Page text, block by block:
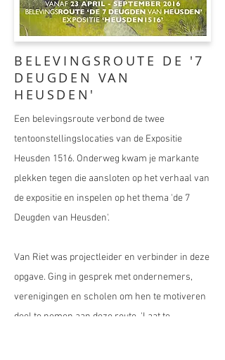
BELEVINGSROUTE DE '7
DEUGDEN VAN
HEUSDEN'
Een belevingsroute verbond de twee
tentoonstellingslocaties van de Expositie
Heusden 1516. Onderweg kwam je markante
plekken tegen die aansloten op het verhaal van
de expositie en inspelen op het thema 'de 7
Deugden van Heusden'.
Van Riet was projectleider en verbinder in deze
opgave. Ging in gesprek met ondernemers,
verenigingen en scholen om hen te motiveren
deel te nemen aan deze route. 'Laat te